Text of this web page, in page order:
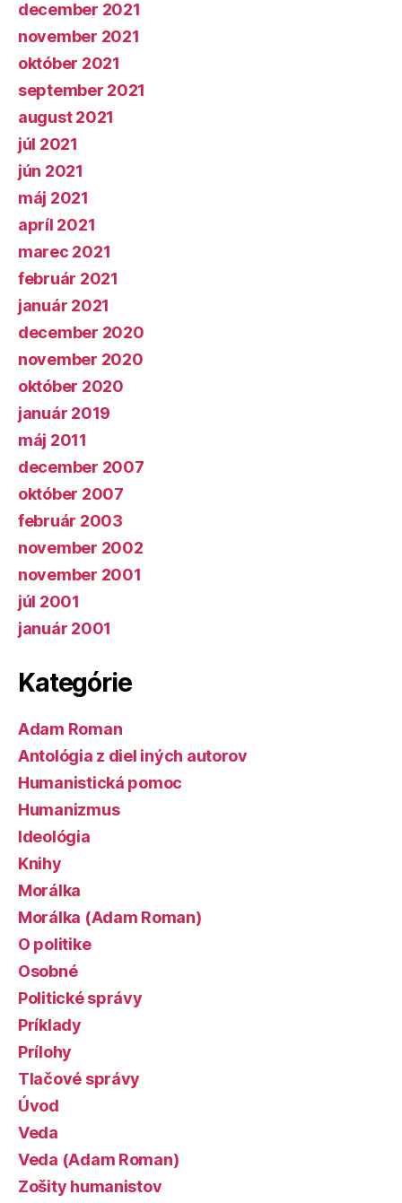
december 2021
november 2021
október 2021
september 2021
august 2021
júl 2021
jún 2021
máj 2021
apríl 2021
marec 2021
február 2021
január 2021
december 2020
november 2020
október 2020
január 2019
máj 2011
december 2007
október 2007
február 2003
november 2002
november 2001
júl 2001
január 2001
Kategórie
Adam Roman
Antológia z diel iných autorov
Humanistická pomoc
Humanizmus
Ideológia
Knihy
Morálka
Morálka (Adam Roman)
O politike
Osobné
Politické správy
Príklady
Prílohy
Tlačové správy
Úvod
Veda
Veda (Adam Roman)
Zošity humanistov